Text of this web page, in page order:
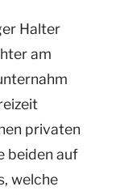
Halter
am
privaten
beiden auf
welche